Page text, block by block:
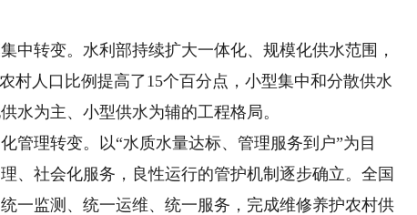
转变。水利部持续扩大一体化、规模化供水范围，
村人口比例提高了15个百分点，小型集中和分散供水
水为主、小型供水为辅的工程格局。
理转变。以“水质水量达标、管理服务到户”为目
、社会化服务，良性运行的管护机制逐步确立。全国
一监测、统一运维、统一服务，完成维修养护农村供